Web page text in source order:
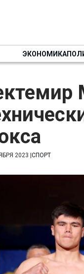
ЭКОНОМИКА
2023 СПОРТ